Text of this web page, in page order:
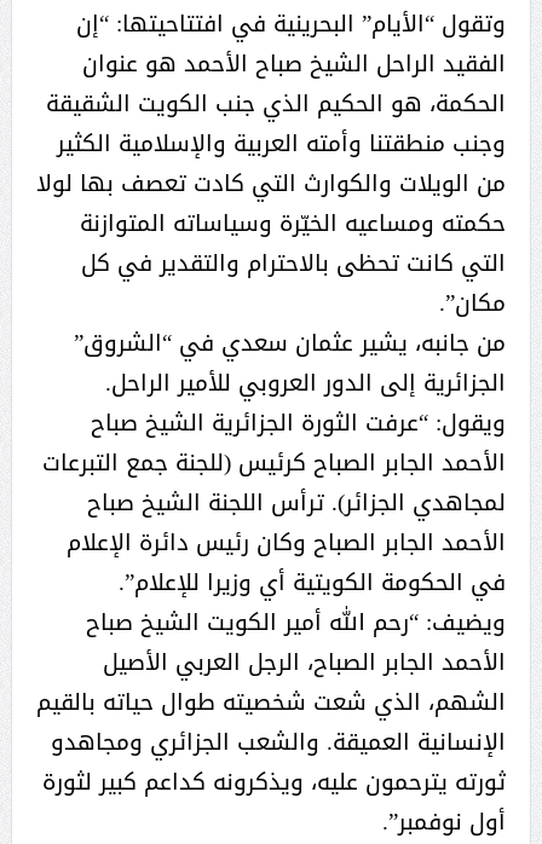
وتقول “الأيام” البحرينية في افتتاحيتها: “إن
الفقيد الراحل الشيخ صباح الأحمد هو عنوان
الحكمة، هو الحكيم الذي جنب الكويت الشقيقة
وجنب منطقتنا وأمته العربية والإسلامية الكثير
من الويلات والكوارث التي كادت تعصف بها لولا
حكمته ومساعيه الخيّرة وسياساته المتوازنة
التي كانت تحظى بالاحترام والتقدير في كل
مكان”.
من جانبه، يشير عثمان سعدي في “الشروق”
الجزائرية إلى الدور العروبي للأمير الراحل.
ويقول: “عرفت الثورة الجزائرية الشيخ صباح
الأحمد الجابر الصباح كرئيس (للجنة جمع التبرعات
لمجاهدي الجزائر). ترأس اللجنة الشيخ صباح
الأحمد الجابر الصباح وكان رئيس دائرة الإعلام
في الحكومة الكويتية أي وزيرا للإعلام”.
ويضيف: “رحم الله أمير الكويت الشيخ صباح
الأحمد الجابر الصباح، الرجل العربي الأصيل
الشهم، الذي شعت شخصيته طوال حياته بالقيم
الإنسانية العميقة. والشعب الجزائري ومجاهدو
ثورته يترحمون عليه، ويذكرونه كداعم كبير لثورة
أول نوفمبر”.